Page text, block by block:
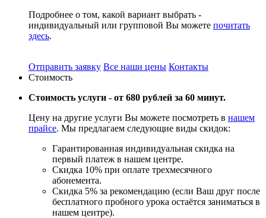
Подробнее о том, какой вариант выбрать -
индивидуальный или групповой Вы можете почитать
здесь.
Отправить заявку Все наши цены Контакты
Стоимость
Стоимость услуги - от 680 рублей за 60 минут.
Цену на другие услуги Вы можете посмотреть в нашем
прайсе. Мы предлагаем следующие виды скидок:
Гарантированная индивидуальная скидка на
первый платеж в нашем центре.
Скидка 10% при оплате трехмесячного
абонемента.
Скидка 5% за рекомендацию (если Ваш друг после
бесплатного пробного урока остаётся заниматься в
нашем центре).